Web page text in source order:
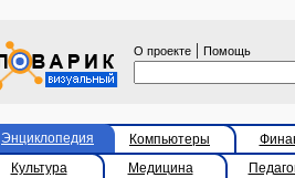
О проекте | Помощь
Энциклопедия Компьютеры
Культура
Медицина